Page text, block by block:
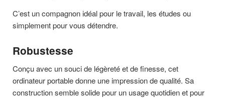
C’est un compagnon idéal pour le travail, les études ou
simplement pour vous détendre.
Robustesse
Conçu avec un souci de légèreté et de finesse, cet
ordinateur portable donne une impression de qualité. Sa
construction semble solide pour un usage quotidien et pour